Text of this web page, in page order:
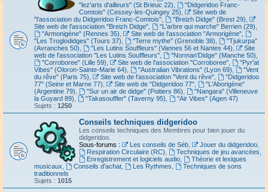
"lez'arts d'ailleurs" (St Brieuc 22)
"Didgeridoo Franc-
Comtois" (Cessey-les-Quingey 25)
Site web de
"l'association du Didgeridoo Franc-Comtois"
"Breizh Didge" (Brest 29)
Site web de l'association "Breizh Didge"
"L'arbre qui marche" Berrien (29)
"Armonigène" (Rennes 35)
Site web de l'association "Armorigène",
"Les Troglodidges" (Tours 37)
"Terre mythe" (Grenoble 38)
"Tjukurpa"
(Avranches 50)
"Les Lutins Souffleurs" (Vannes 56 et Nantes 44)
Site
web de l'association "Les Lutins Souffleurs"
"Norman'Didge" (Manche 50)
"Corroboree" (Lille 59)
Site web de l'association "Corroboree",
"Pyr'at
Vibes" (Oloron-Sainte-Marie 64)
"Australian Vibrations" (Lyon 69)
"Vent
du rêve" (Paris 75)
Site web de l'association "Vent du rêve",
"Didgeridoo
77" (Seine et Marne 77)
Site web de "Didgeridoo 77",
"L'Aborigène"
(Argentine 79)
"Sur un air de didge" (Poitiers 86)
"Nangara" (Villeneuve
la Guyard 89)
"Takasouffler" (Taverny 95)
"Air Vibes" (Agen 47)
Sujets : 1250
Conseils techniques didgeridoo
Les conseils techniques des Membres pour bien jouer du
didgeridoo.
Sous-forums :
Les conseils de Séb, Jouer du didgeridoo,
Respiration Circulaire (RC)
Techniques de jeu avancées
Enregistrement et logiciels audio,
Théorie et lexiques
musicaux
Conseils d'achat, Les Rythmes
Techniques de sons
traditionnels
Sujets : 1015